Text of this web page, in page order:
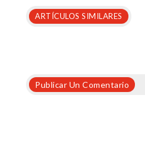
ARTÍCULOS SIMILARES
Publicar Un Comentario